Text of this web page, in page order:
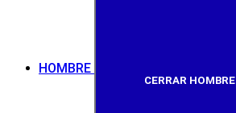
HOMBRE
CERRAR HOMBRE